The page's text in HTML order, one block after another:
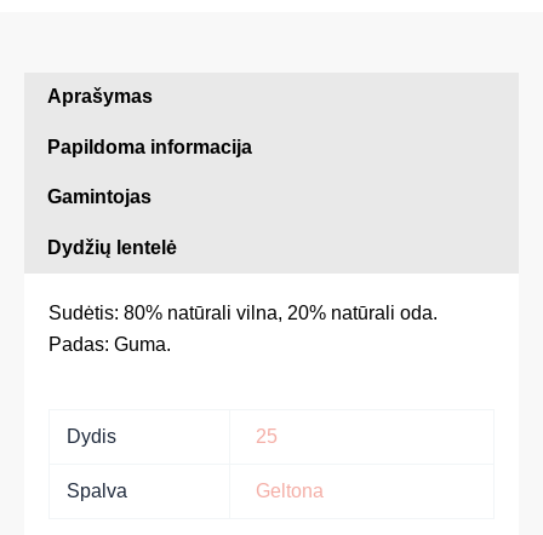
Aprašymas
Papildoma informacija
Gamintojas
Dydžių lentelė
Sudėtis: 80% natūrali vilna, 20% natūrali oda.
Padas: Guma.
Dydis 25
Spalva Geltona